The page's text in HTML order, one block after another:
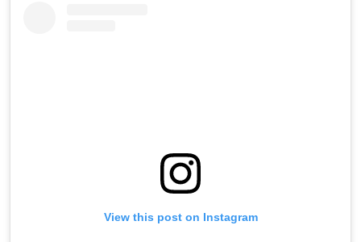
View this post on Instagram